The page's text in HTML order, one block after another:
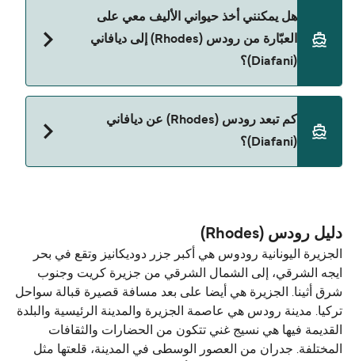
نعم، يمكنك السفر مع سيارتك على العبّارة من رودس
Blue Star Ferries
هل يمكنني أخذ حيواني الأليف معي على
العبّارة من رودس (Rhodes) إلى ديافاني
(Diafani)؟
رودس (Rhodes) و ديافاني (Diafani).
كم تبعد رودس (Rhodes) عن ديافاني
(Diafani)؟
دليل رودس (Rhodes)
الجزيرة اليونانية رودوس هي أكبر جزر دوديكانيز وتقع في بحر
ايجه الشرقي، إلى الشمال الشرقي من جزيرة كريت وجنوب
شرق أثينا. الجزيرة هي أيضا على بعد مسافة قصيرة قبالة سواحل
تركيا. مدينة رودس هي عاصمة الجزيرة والمدينة الرئيسية والبلدة
القديمة فيها هي نسيج غني تتكون من الحضارات والثقافات
المختلفة. جدران من العصور الوسطى في المدينة، قلعتها مثل